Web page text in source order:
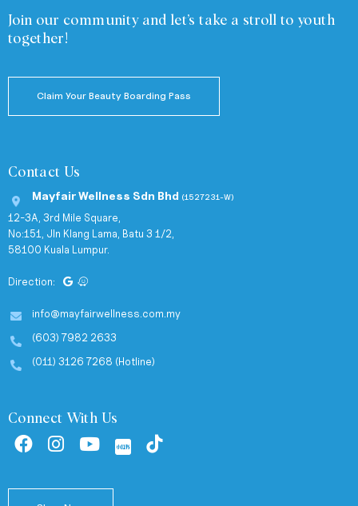
Join our community and let’s take a stroll to youth
together!
Claim Your Beauty Boarding Pass
Contact Us
Mayfair Wellness Sdn Bhd (1527231-W)
12-3A, 3rd Mile Square,
No:151, Jln Klang Lama, Batu 3 1/2,
58100 Kuala Lumpur.
Direction:
info@mayfairwellness.com.my
(603) 7982 2633
(011) 3126 7268 (Hotline)
Connect With Us